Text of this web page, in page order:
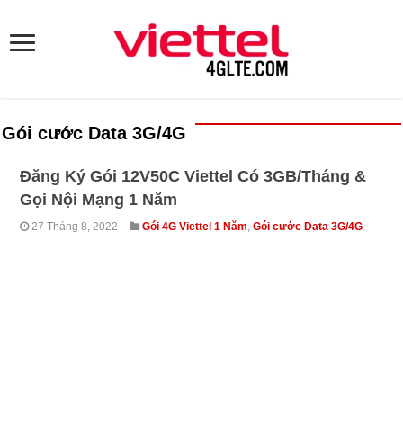
Gói cước Data 3G/4G
Đăng Ký Gói 12V50C Viettel Có 3GB/Tháng &
Gọi Nội Mạng 1 Năm
27 Tháng 8, 2022 Gói 4G Viettel 1 Năm,Gói cước Data 3G/4G